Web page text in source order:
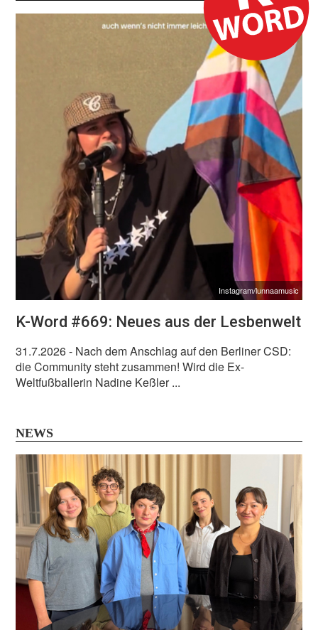
Instagram/lunnaamusic
K-Word #669: Neues aus der Lesbenwelt
31.7.2026- Nach dem Anschlag auf den Berliner CSD:
die Community steht zusammen! Wird die Ex-
Weltfußballerin Nadine Keßler ...
NEWS